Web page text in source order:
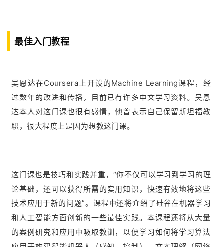
最佳入门教程
吴恩达在Coursera上开设的Machine Learning课程，经
过数年的改进和传播，目前已有许多中文学习资料。吴恩
达本人对这门课也很有感情，他曾表示自己保留斯坦福教
职，很大程度上是因为想教这门课。
这门课也是技巧和实践并重，“你不仅可以学习到学习的理
论基础，还可以获得所需的实用知识，快速有效地将这些
技术应用于新的问题”。课程中还将介绍了硅谷在机器学习
和人工智能方面创新的一些最佳实践。本课程还将从大量
的案例研究和应用中吸取教训，以便学习如何将学习算法